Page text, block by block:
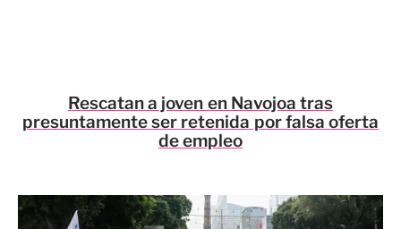
Rescatan a joven en Navojoa tras
presuntamente ser retenida por falsa oferta
de empleo